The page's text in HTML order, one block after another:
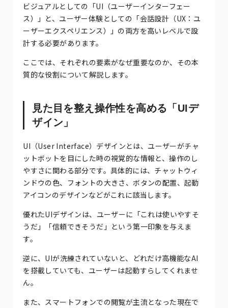
ビジュアルとしての「UI（ユーザーインターフェー
ス）」と、ユーザー体験としての「会話設計（UX：ユ
ーザーエクスペリエンス）」の両方を高いレベルで設
計する必要があります。
ここでは、それぞれの要素がなぜ重要なのか、その本
質的な役割について解説します。
見た目を整え操作性を高める「UIデ
ザイン」
UI（User Interface）デザインとは、ユーザーがチャ
ットボットを目にした時の視覚的な情報と、操作のし
やすさに関わる部分です。具体的には、チャットウィ
ンドウの色、フォントの大きさ、ボタンの配置、起動
アイコンのデザインなどがこれに該当します。
優れたUIデザインは、ユーザーに「これは使いやすそ
うだ」「信頼できそうだ」という第一印象を与えま
す。
逆に、UIが洗練されていないと、どれだけ高機能なAI
を搭載していても、ユーザーは起動すらしてくれませ
ん。
また、スマートフォンでの閲覧が主流となった現在で